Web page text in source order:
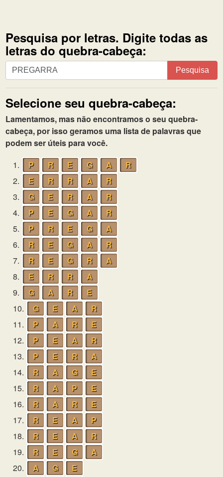
Pesquisa por letras. Digite todas as
letras do quebra-cabeça:
Pesquisa
por
letras.
Digite
todas
as
letras
do
quebra-
cabeça:
Pesquisa
Selecione seu quebra-cabeça:
Lamentamos, mas não encontramos o seu quebra-
cabeça, por isso geramos uma lista de palavras que
podem ser úteis para você.
1.
P R E G A
R
2.
E R R A
R
3.
G E R A
R
4.
P E G A
R
5.
P R E G
A
6.
R E G A
R
7.
R E G R
A
8.
E R R
A
9.
G A R
E
10.
G E A
R
11.
P A R
E
12.
P E A
R
13.
P E R
A
14.
R A G
E
15.
R A P
E
16.
R A R
E
17.
R E A
P
18.
R E A
R
19.
R E G
A
20.
A G
E